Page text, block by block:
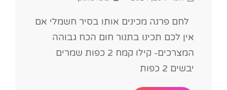
לחם פרנה מכינים אותו בסיר חשמלי אם
אין לכם תכינו בתנור חום הכח גבוהה
המצרכים- קילו קמח 2 כפות שמרים
יבשים 2 כפות